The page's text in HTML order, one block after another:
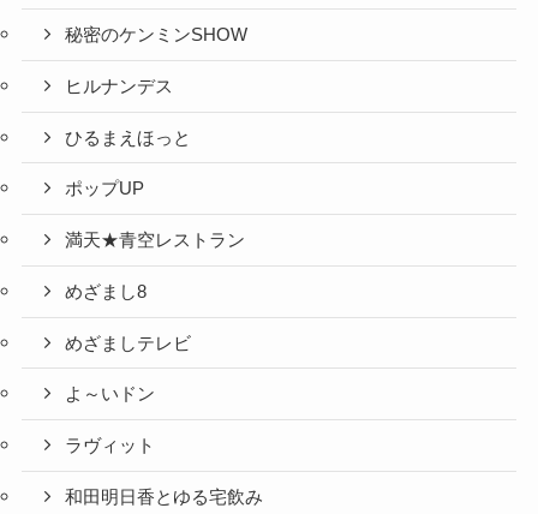
秘密のケンミンSHOW
ヒルナンデス
ひるまえほっと
ポップUP
満天★青空レストラン
めざまし8
めざましテレビ
よ～いドン
ラヴィット
和田明日香とゆる宅飲み